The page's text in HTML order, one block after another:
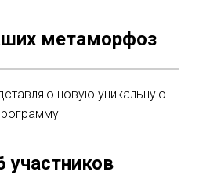
метаморфоз
новую уникальную
участников